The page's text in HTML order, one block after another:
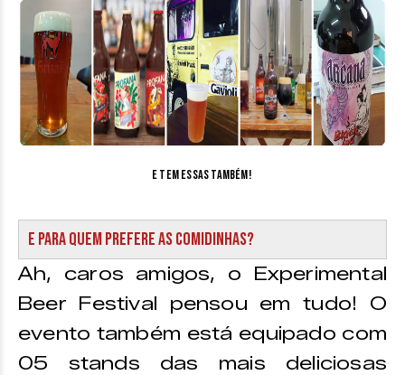
E tem essas também!
E para quem prefere as comidinhas?
Ah, caros amigos, o Experimental
Beer Festival pensou em tudo! O
evento também está equipado com
05 stands das mais deliciosas